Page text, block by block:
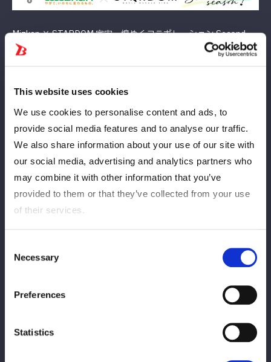
This website uses cookies
We use cookies to personalise content and ads, to
provide social media features and to analyse our traffic.
We also share information about your use of our site with
our social media, advertising and analytics partners who
may combine it with other information that you’ve
provided to them or that they’ve collected from your use
of their services.
Selection
Necessary
Preferences
Statistics
Mizkan × STARDOM 宇宙一煌めくコラボレーション Second
Season！
フルーティス と登場！
是非、スマホの待ち受けにご利用ください★
▼▼▼DLはこちらから▼▼▼
http://dc-p.link/2026/Mizkan×STARDOM_May